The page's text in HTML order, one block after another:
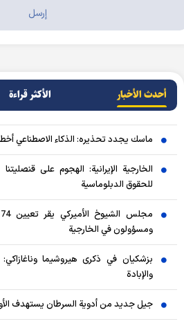
أحدث الأخبار الأکثر قراءة
ماسك يجدد تحذيره: الذكاء الاصطناعي أخطر
الخارجية الإيرانية: الهجوم على
للحقوق الدبلوماسية
ومسؤولون في الخارجية
بزشكيان في ذكرى هيروشيما
والإبادة
جيل جديد من أدوية السرطان يستهدف